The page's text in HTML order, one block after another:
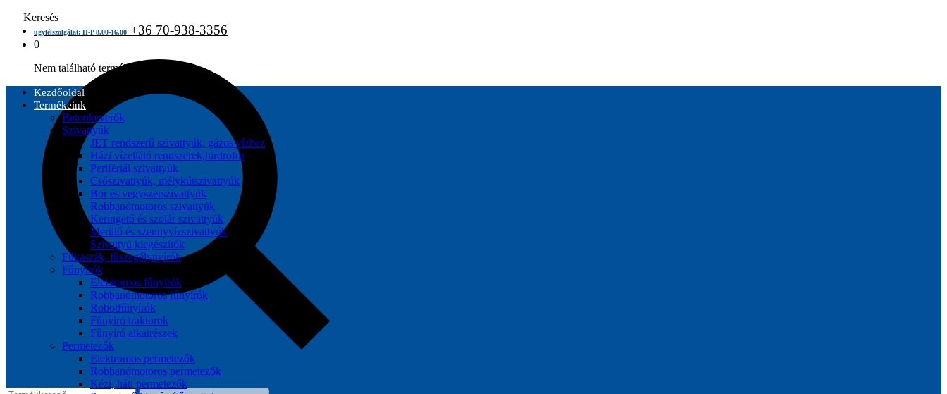
Keresés
ügyfélszolgálat: H-P 8.00-16.00 +36 70-938-3356
0
Nem található termék a kosárban.
Kezdőoldal
Termékeink
Betonkeverők
Szivattyúk
JET rendszerű szivattyúk, gázos vízhez
Házi vízellátó rendszerek,hirdrofor
Perifériál szivattyúk
Csőszivattyúk, mélykútszivattyúk
Bor és vegyszerszivattyúk
Robbanómotoros szivattyúk
Keringető és szolár szivattyúk
Merülő és szennyvízszivattyúk
Szivattyú kiegészítők
Fűkaszák, fűszegélynyírók
Fűnyírók
Elektromos fűnyírók
Robbanómotoros fűnyírók
Robotfűnyírók
Fűnyíró traktorok
Fűnyíró alkatrészek
Permetezők
Elektromos permetezők
Robbanómotoros permetezők
Kézi, háti permetezők